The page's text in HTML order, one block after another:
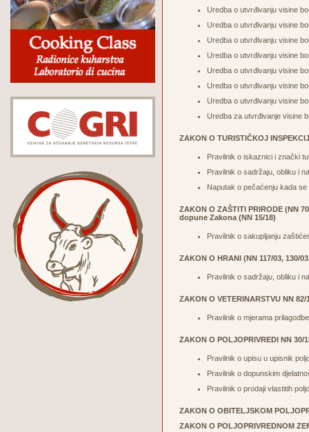
Uredba o utvrđivanju visine
Uredba o utvrđivanju visine
Uredba o utvrđivanju visine
Uredba o utvrđivanju visine
Uredba o utvrđivanju visine
Uredba o utvrđivanju visine
Uredba o utvrđivanju visine
Uredba za utvrđivanje visine
ZAKON O TURISTIČKOJ
Pravilnik o iskaznici i znački
Pravilnik o sadržaju, obliku i
Naputak o pečaćenju kada
ZAKON O ZAŠTITI PRIRODE (NN
dopune Zakona (NN 15/18)
Pravilnik o sakupljanju
ZAKON O HRANI (NN 117/03, 130/
Pravilnik o sadržaju, obliku i
ZAKON O VETERINARSTVU NN 82/
Pravilnik o mjerama
ZAKON O POLJOPRIVREDI NN 30/
Pravilnik o upisu u upisnik
Pravilnik o dopunskim
Pravilnik o prodaji vlastitih
ZAKON O OBITELJSKOM
ZAKON O POLJOPRIVREDNOM